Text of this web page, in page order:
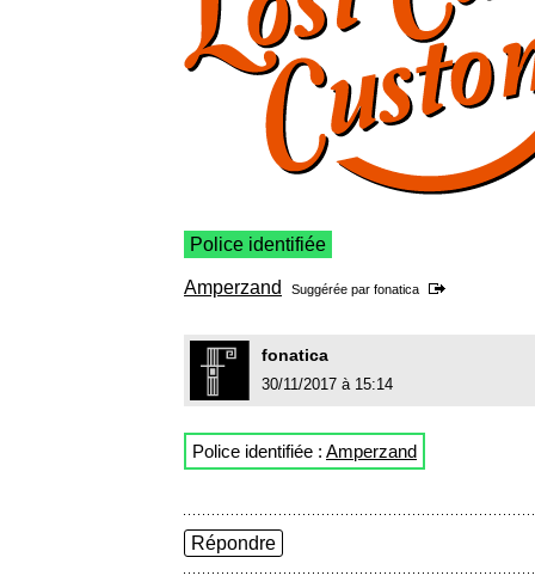
Police identifiée
Amperzand Suggérée par fonatica
fonatica
30/11/2017 à 15:14
Police identifiée : Amperzand
Répondre